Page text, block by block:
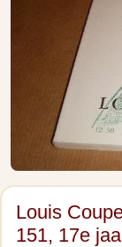
Louis
151, 17e